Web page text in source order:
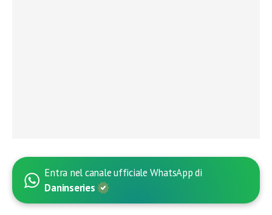
Entra nel canale ufficiale WhatsApp di
Daninseries